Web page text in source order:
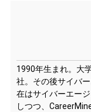
1990年生まれ。大
社。その後サイバ
在はサイバーエー
しつつ、